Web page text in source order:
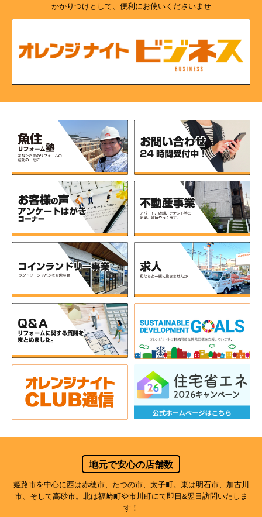
かかりつけとして、便利にお使いくださいませ
地元で安心の店舗数
姫路市を中心に西は赤穂市、たつの市、太子町。東は明石市、加古川
市、そして高砂市。北は福崎町や市川町にて即日&翌日訪問いたしま
す！